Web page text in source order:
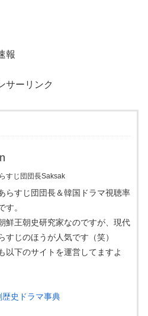
報
サーリンク
すじ団団長Saksak
らすじ団団長＆韓国ドラマ視聴率
す。
鮮王朝史研究家なのですが、現代
すじのほうが人気です（笑）
以下のサイトを運営してますよ
歴史ドラマ事典